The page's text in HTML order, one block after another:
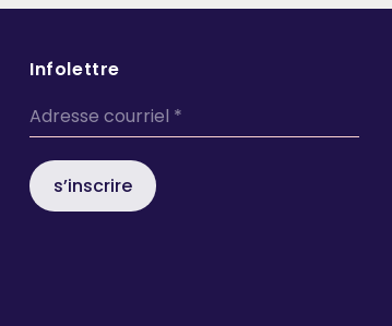
Infolettre
s’inscrire